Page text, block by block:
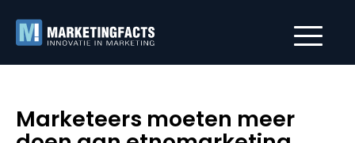
Marketeers moeten meer